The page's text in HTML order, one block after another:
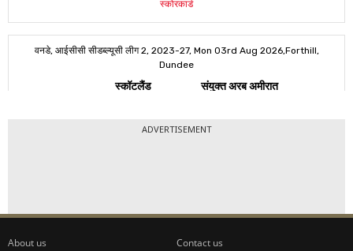
ADVERTISEMENT
About us Contact us